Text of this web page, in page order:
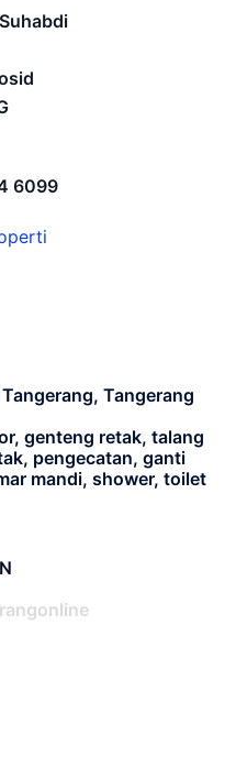
6099
Tangerang
genteng retak, talang
pengecatan, ganti
mandi, shower, toilet